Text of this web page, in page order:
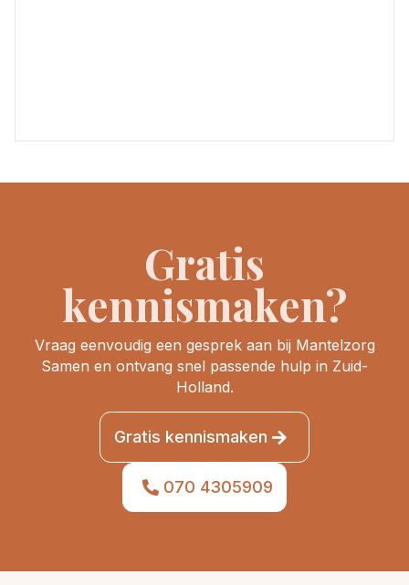
Gratis
kennismaken?
Vraag eenvoudig een gesprek aan bij Mantelzorg
Samen en ontvang snel passende hulp in Zuid-
Holland.
Gratis kennismaken
070 4305909